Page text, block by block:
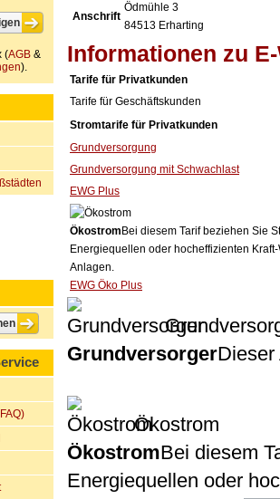
Anschrift
Ödmühle 3
84513 Erharting
Informationen zu
Tarife für Privatkunden
Tarife für Geschäftskunden
Stromtarife für Privatkunden
Grundversorgung
Grundversorgung mit Schwachlast
EWG Plus
Ökostrom Bei diesem Tarif beziehen Sie
Energiequellen oder hocheffizienten
Anlagen.
EWG Öko Plus
GrundversorgerDieser
Ökostrom
ÖkostromBei diesem
Energiequellen oder
(AGB &
).